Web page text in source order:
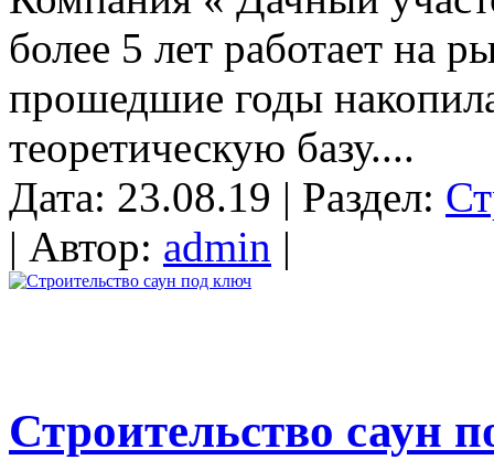
более 5 лет работает на
прошедшие годы
теоретическую базу....
Дата: 23.08.19 | Раздел:
| Автор: admin |
Строительство саун